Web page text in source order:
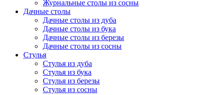
Журнальные столы из сосны
Дачные столы
Дачные столы из дуба
Дачные столы из бука
Дачные столы из березы
Дачные столы из сосны
Стулья
Стулья из дуба
Стулья из бука
Стулья из березы
Стулья из сосны